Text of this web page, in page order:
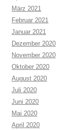
März 2021
Februar 2021
Januar 2021
Dezember 2020
November 2020
Oktober 2020
August 2020
Juli 2020
Juni 2020
Mai 2020
April 2020